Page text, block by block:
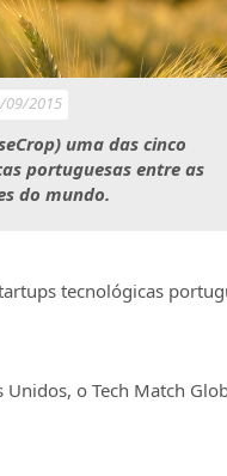
09/2015
uma das cinco
portuguesas entre as
do mundo.
tecnológicas
o Tech Match